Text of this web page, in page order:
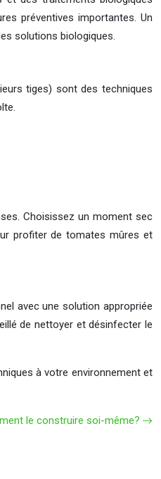
préventives importantes. Un
solutions biologiques.
tiges) sont des techniques
Choisissez un moment sec
profiter de tomates mûres et
avec une solution appropriée
de nettoyer et désinfecter le
à votre environnement et
le construire soi-même?